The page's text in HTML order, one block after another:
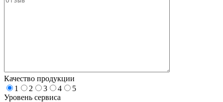
Качество продукции
1
2 3 4
5
Уровень сервиса